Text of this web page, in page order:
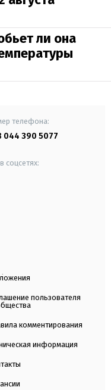
ли она
телефона:
044 390 5077
соцсетях:
пользователя
комментирования
информация